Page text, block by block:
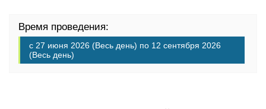
Время проведения:
с 27 июня 2026 (Весь день) по 12 сентября 2026
(Весь день)